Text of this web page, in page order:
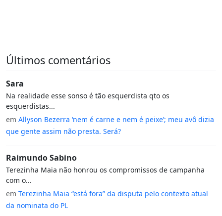
Últimos comentários
Sara
Na realidade esse sonso é tão esquerdista qto os
esquerdistas...
em Allyson Bezerra ‘nem é carne e nem é peixe’; meu avô dizia
que gente assim não presta. Será?
Raimundo Sabino
Terezinha Maia não honrou os compromissos de campanha
com o...
em Terezinha Maia “está fora” da disputa pelo contexto atual
da nominata do PL